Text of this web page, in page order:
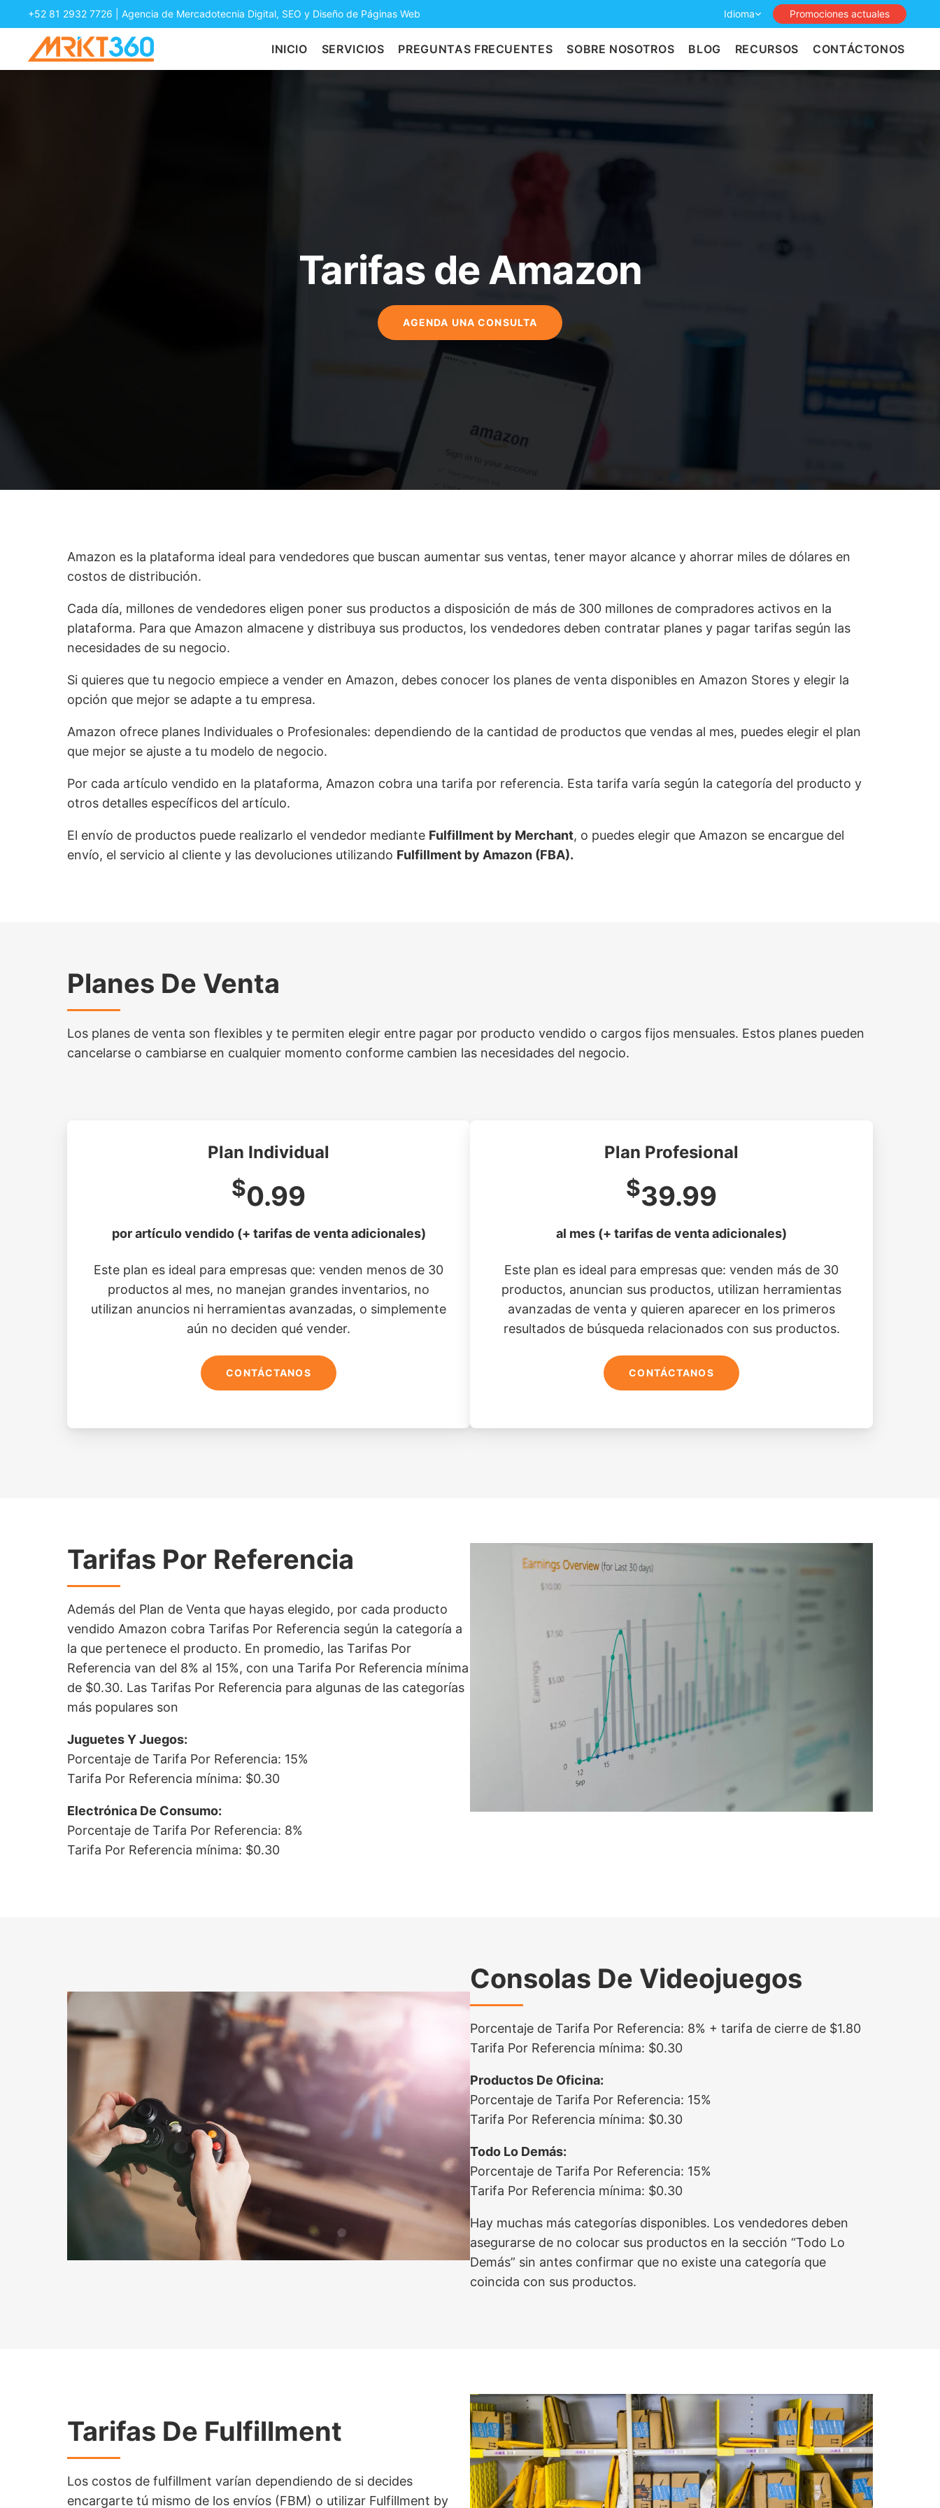
+52 81 2932 7726 | Agencia de Mercadotecnia Digital, SEO y Diseño de Páginas Web Idioma Promociones actuales
INICIO SERVICIOS PREGUNTAS FRECUENTES SOBRE NOSOTROS BLOG RECURSOS CONTÁCTONOS
Tarifas de Amazon
AGENDA UNA CONSULTA
Amazon es la plataforma ideal para vendedores que buscan aumentar sus ventas, tener mayor alcance y ahorrar miles de dólares en
costos de distribución.
Cada día, millones de vendedores eligen poner sus productos a disposición de más de 300 millones de compradores activos en la
plataforma. Para que Amazon almacene y distribuya sus productos, los vendedores deben contratar planes y pagar tarifas según las
necesidades de su negocio.
Si quieres que tu negocio empiece a vender en Amazon, debes conocer los planes de venta disponibles en Amazon Stores y elegir la
opción que mejor se adapte a tu empresa.
Amazon ofrece planes Individuales o Profesionales: dependiendo de la cantidad de productos que vendas al mes, puedes elegir el plan
que mejor se ajuste a tu modelo de negocio.
Por cada artículo vendido en la plataforma, Amazon cobra una tarifa por referencia. Esta tarifa varía según la categoría del producto y
otros detalles específicos del artículo.
El envío de productos puede realizarlo el vendedor mediante Fulfillment by Merchant, o puedes elegir que Amazon se encargue del
envío, el servicio al cliente y las devoluciones utilizando Fulfillment by Amazon (FBA).
Planes De Venta
Los planes de venta son flexibles y te permiten elegir entre pagar por producto vendido o cargos fijos mensuales. Estos planes pueden
cancelarse o cambiarse en cualquier momento conforme cambien las necesidades del negocio.
Plan Individual
$0.99
por artículo vendido (+ tarifas de venta adicionales)
Este plan es ideal para empresas que: venden menos de 30
productos al mes, no manejan grandes inventarios, no
utilizan anuncios ni herramientas avanzadas, o simplemente
aún no deciden qué vender.
CONTÁCTANOS
Plan Profesional
$39.99
al mes (+ tarifas de venta adicionales)
Este plan es ideal para empresas que: venden más de 30
productos, anuncian sus productos, utilizan herramientas
avanzadas de venta y quieren aparecer en los primeros
resultados de búsqueda relacionados con sus productos.
CONTÁCTANOS
Tarifas Por Referencia
Además del Plan de Venta que hayas elegido, por cada producto
vendido Amazon cobra Tarifas Por Referencia según la categoría a
la que pertenece el producto. En promedio, las Tarifas Por
Referencia van del 8% al 15%, con una Tarifa Por Referencia mínima
de $0.30. Las Tarifas Por Referencia para algunas de las categorías
más populares son
Juguetes Y Juegos:
Porcentaje de Tarifa Por Referencia: 15%
Tarifa Por Referencia mínima: $0.30
Electrónica De Consumo:
Porcentaje de Tarifa Por Referencia: 8%
Tarifa Por Referencia mínima: $0.30
Consolas De Videojuegos
Porcentaje de Tarifa Por Referencia: 8% + tarifa de cierre de $1.80
Tarifa Por Referencia mínima: $0.30
Productos De Oficina:
Porcentaje de Tarifa Por Referencia: 15%
Tarifa Por Referencia mínima: $0.30
Todo Lo Demás:
Porcentaje de Tarifa Por Referencia: 15%
Tarifa Por Referencia mínima: $0.30
Hay muchas más categorías disponibles. Los vendedores deben
asegurarse de no colocar sus productos en la sección “Todo Lo
Demás” sin antes confirmar que no existe una categoría que
coincida con sus productos.
Tarifas De Fulfillment
Los costos de fulfillment varían dependiendo de si decides
encargarte tú mismo de los envíos (FBM) o utilizar Fulfillment by